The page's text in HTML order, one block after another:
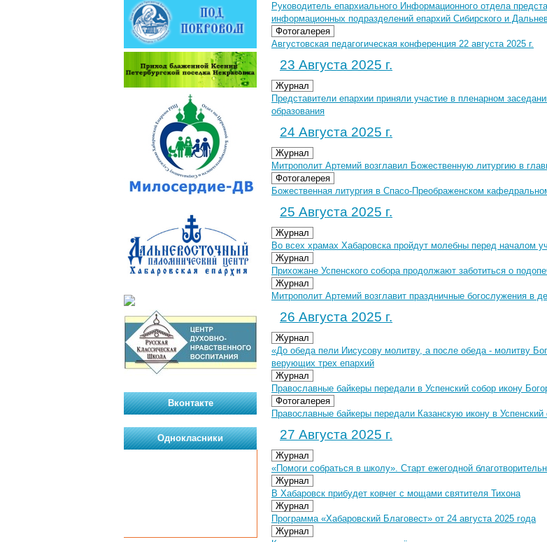
Руководитель епархиального Информационного отдела
информационных подразделений епархий Сибирского и
Фотогалерея
Августовская педагогическая конференция 22 августа 2025 г.
23 Августа 2025 г.
Журнал
Представители епархии приняли участие в пленарном
образования
24 Августа 2025 г.
Журнал
Митрополит Артемий возглавил Божественную литургию в
Фотогалерея
Божественная литургия в Спасо-Преображенском
25 Августа 2025 г.
Журнал
Во всех храмах Хабаровска пройдут молебны перед началом
Журнал
Прихожане Успенского собора продолжают заботиться о
Журнал
Митрополит Артемий возглавит праздничные богослужения в
26 Августа 2025 г.
Журнал
«До обеда пели Иисусову молитву, а после обеда - молитву
верующих трех епархий
Журнал
Православные байкеры передали в Успенский собор икону
Фотогалерея
Православные байкеры передали Казанскую икону в Успенский
27 Августа 2025 г.
Журнал
«Помоги собраться в школу». Старт ежегодной
Журнал
В Хабаровск прибудет ковчег с мощами святителя Тихона
Журнал
Программа «Хабаровский Благовест» от 24 августа 2025 года
Журнал
Вконтакте
Однокласники